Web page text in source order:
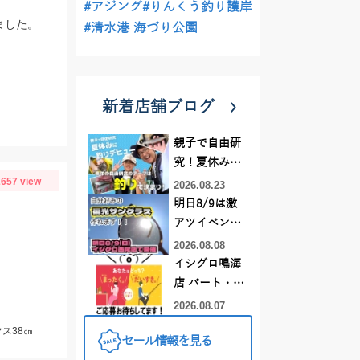
た。
view
38㎝
#アジング#りんくう釣り護岸
#清水港 海づり公園
新着店舗ブログ
親子で自由研
究！夏休みに
釣りデビュー
2026.08.23
明日8/9は激
アツイベント
日！！！～オ
ーダー偏光グ
ラス受注会～
2026.08.08
イシグロ鳴海
店 パート・ア
ルバイトスタ
募集中！
2026.08.07
セール情報を見る